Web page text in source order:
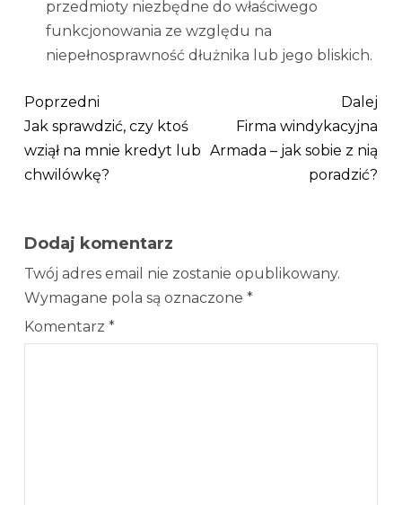
przedmioty niezbędne do właściwego
funkcjonowania ze względu na
niepełnosprawność dłużnika lub jego bliskich.
Poprzedni
Jak sprawdzić, czy ktoś
wziął na mnie kredyt lub
chwilówkę?
Dalej
Firma windykacyjna
Armada – jak sobie z nią
poradzić?
Dodaj komentarz
Twój adres email nie zostanie opublikowany.
Wymagane pola są oznaczone *
Komentarz *